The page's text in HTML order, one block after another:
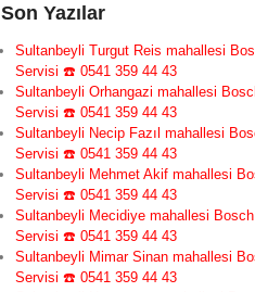
Son Yazılar
Sultanbeyli Turgut Reis mahallesi
Servisi ☎️ 0541 359 44 43
Sultanbeyli Orhangazi mahallesi
Servisi ☎️ 0541 359 44 43
Sultanbeyli Necip Fazıl mahallesi
Servisi ☎️ 0541 359 44 43
Sultanbeyli Mehmet Akif mahallesi
Servisi ☎️ 0541 359 44 43
Sultanbeyli Mecidiye mahallesi
Servisi ☎️ 0541 359 44 43
Sultanbeyli Mimar Sinan mahallesi
Servisi ☎️ 0541 359 44 43